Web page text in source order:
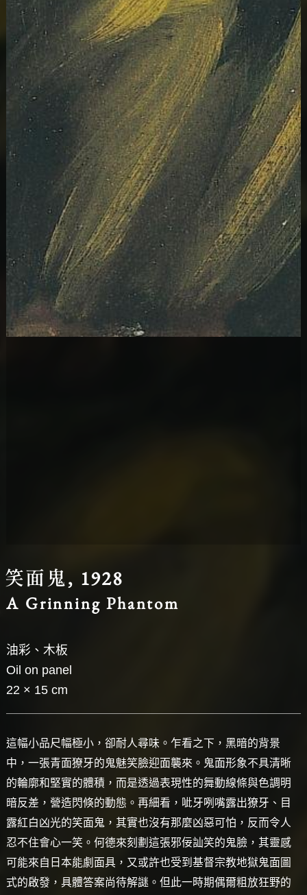
笑面鬼, 1928
A Grinning Phantom
油彩、木板
Oil on panel
22 × 15 cm
這幅小品尺幅極小，卻耐人尋味。乍看之下，黑暗的背景
中，一張青面獠牙的鬼魅笑臉迎面襲來。鬼面形象不具清晰
的輪廓和堅實的體積，而是透過表現性的舞動線條與色調明
暗反差，營造閃倏的動態。再細看，呲牙咧嘴露出獠牙、目
露紅白凶光的笑面鬼，其實也沒有那麼凶惡可怕，反而令人
忍不住會心一笑。何德來刻劃這張邪佞訕笑的鬼臉，其靈感
可能來自日本能劇面具，又或許也受到基督宗教地獄鬼面圖
式的啟發，具體答案尚待解謎。但此一時期偶爾粗放狂野的